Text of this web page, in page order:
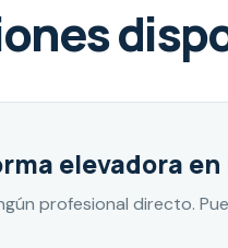
elevadora
profesional directo.